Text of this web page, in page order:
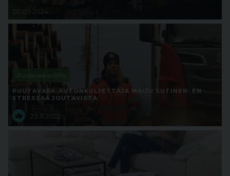
20.09.2024
Puutavara-autoilu
PUUTAVARA-AUTONKULJETTAJA MAIJU SUTINEN: EN
STRESSAA JOUTAVISTA
23.11.2022